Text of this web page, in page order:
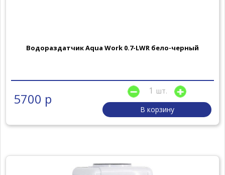
Водораздатчик Aqua Work 0.7-LWR бело-черный
5700 р
шт.
В корзину